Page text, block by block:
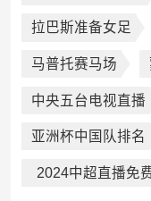
拉巴斯准备女足
马普托赛马场
中央五台电视直播
亚洲杯中国队排名
2024中超直播免